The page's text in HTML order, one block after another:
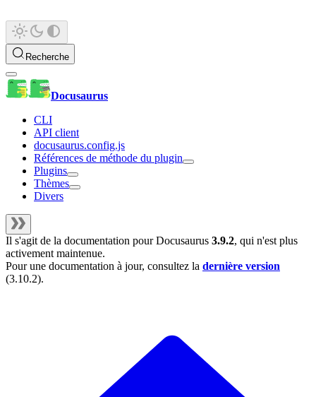
Recherche
Docusaurus
CLI
API client
docusaurus.config.js
Références de méthode du plugin
Plugins
Thèmes
Divers
Il s'agit de la documentation pourDocusaurus 3.9.2, qui n'est plus
activement maintenue.
Pour une documentation à jour, consultez la dernière version
(3.10.2).